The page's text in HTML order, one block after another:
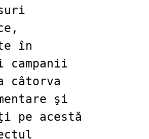
în
câtorva
şi
pe acestă